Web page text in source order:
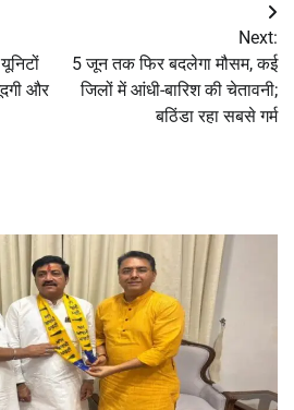
और
Next:
5 जून तक फिर बदलेगा मौसम, कई
जिलों में आंधी-बारिश की चेतावनी;
बठिंडा रहा सबसे गर्म